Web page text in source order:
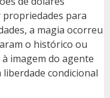
propriedades para
a magia ocorreu
o histórico ou
imagem do agente
condicional